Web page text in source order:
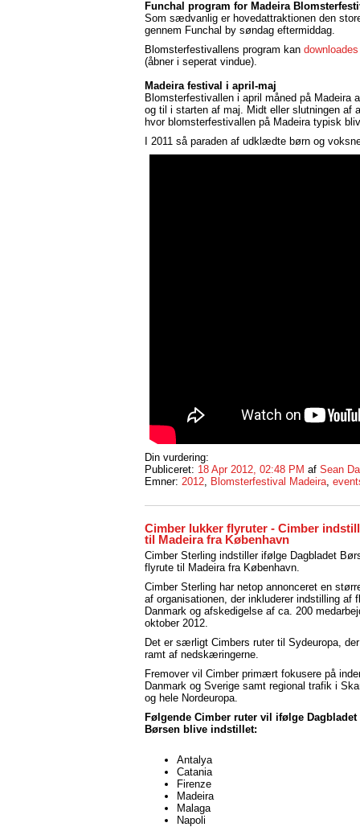
Funchal program for Madeira
Som sædvanlig er hovedattraktionen den
gennem Funchal by søndag eftermiddag.
Blomsterfestivallens program kan
(åbner i seperat vindue).
Madeira festival i april-maj
Blomsterfestivallen i april måned på Madeira
og til i starten af maj. Midt eller slutningen af
hvor blomsterfestivallen på Madeira typisk
I 2011 så paraden af udklædte børn og
Din vurdering:
Publiceret: 18 Apr 2012, 02:48 PM af Sean
Emner: 2012 Blomsterfestival Madeira
Cimber lukker flyruter - Cimber
til Madeira fra København
Cimber Sterling indstiller ifølge Dagbladet
flyrute til Madeira fra København.
Cimber Sterling har netop annonceret en
af organisationen, der inkluderer indstilling af
Danmark og afskedigelse af ca. 200
oktober 2012.
Det er særligt Cimbers ruter til Sydeuropa,
ramt af nedskæringerne.
Fremover vil Cimber primært fokusere på
Danmark og Sverige samt regional trafik i
og hele Nordeuropa.
Følgende Cimber ruter vil ifølge Dagbladet
Børsen blive indstillet:
Antalya
Catania
Firenze
Madeira
Malaga
Napoli